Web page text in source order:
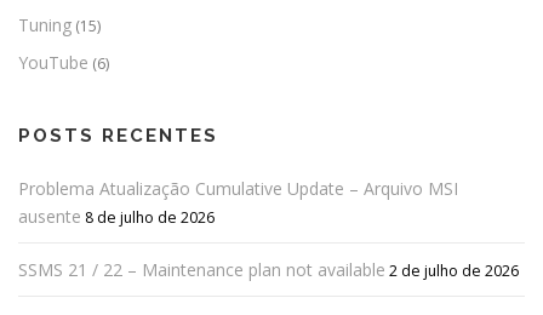
Tuning (15)
YouTube (6)
POSTS RECENTES
Problema Atualização Cumulative Update – Arquivo MSI
ausente 8 de julho de 2026
SSMS 21 / 22 – Maintenance plan not available 2 de julho de 2026